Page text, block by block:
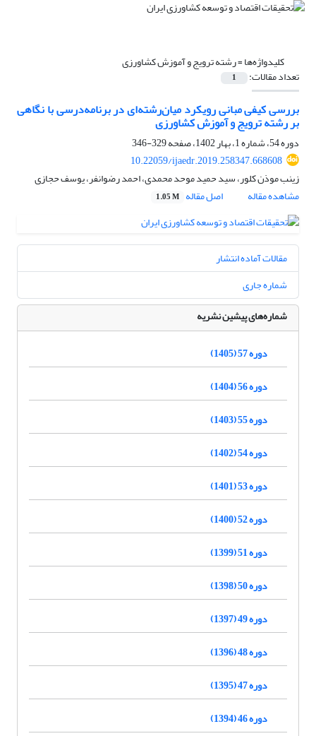
کلیدواژه‌ها =رشته ترویج و آموزش کشاورزی
تعداد مقالات: 1
بررسی کیفی مبانی رویکرد میان‌رشته‌ای در برنامه‌درسی با نگاهی
بر رشته ترویج و آموزش کشاورزی
دوره 54، شماره 1، بهار 1402، صفحه
329-346
10.22059/ijaedr.2019.258347.668608
زینب موذن کلور، سید حمید موحد محمدی، احمد رضوانفر، یوسف حجازی
مشاهده مقاله
اصل مقاله 1.05 M
مقالات آماده انتشار
شماره جاری
شماره‌های پیشین نشریه
دوره 57 (1405)
دوره 56 (1404)
دوره 55 (1403)
دوره 54 (1402)
دوره 53 (1401)
دوره 52 (1400)
دوره 51 (1399)
دوره 50 (1398)
دوره 49 (1397)
دوره 48 (1396)
دوره 47 (1395)
دوره 46 (1394)